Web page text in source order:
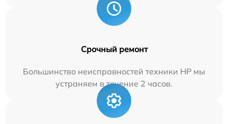
Срочный ремонт
Большинство неисправностей техники HP мы
устраняем в течение 2 часов.